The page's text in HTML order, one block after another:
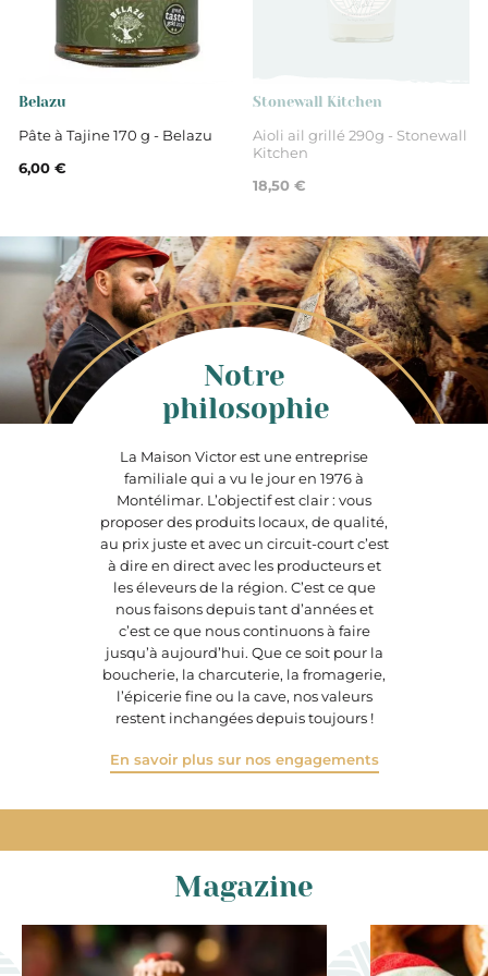
Belazu
Pâte à Tajine 170 g - Belazu
6,00 €
Stonewall Kitchen
Aioli ail grillé 290g - Stonewall
Kitchen
18,50 €
La Maison Victor est une entreprise
familiale qui a vu le jour en 1976 à
Montélimar. L’objectif est clair : vous
proposer des produits locaux, de qualité,
au prix juste et avec un circuit-court c’est
à dire en direct avec les producteurs et
les éleveurs de la région. C’est ce que
nous faisons depuis tant d’années et
c’est ce que nous continuons à faire
jusqu’à aujourd’hui. Que ce soit pour la
boucherie, la charcuterie, la fromagerie,
l’épicerie fine ou la cave, nos valeurs
restent inchangées depuis toujours !
En savoir plus sur nos engagements
Notre
philosophie
Magazine